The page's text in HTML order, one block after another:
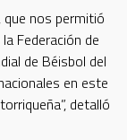
que nos permitió
Federación de
de Béisbol del
en este
detalló